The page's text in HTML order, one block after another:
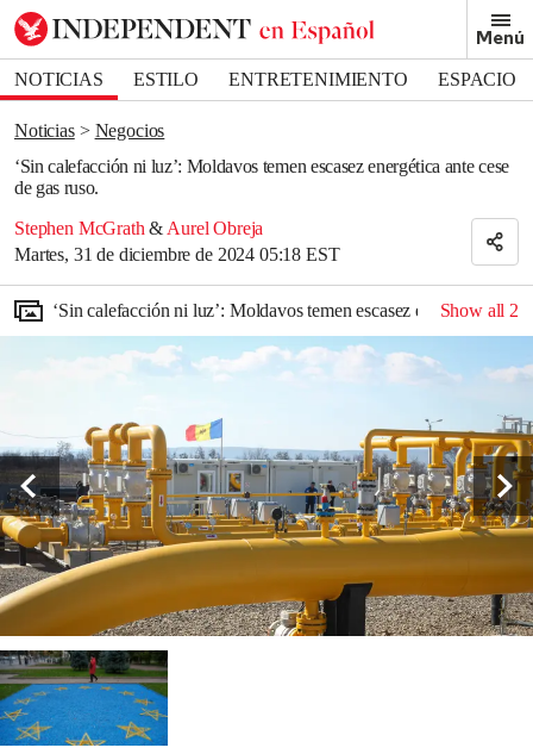
Menú
NOTICIAS ESTILO ENTRETENIMIENTO
ESPACIO
DEPORTES
Noticias
Negocios
‘Sin calefacción ni luz’: Moldavos temen escasez energética ante cese
de gas ruso.
Stephen McGrath & Aurel Obreja
Martes, 31 de diciembre de 2024 05:18 EST
Bookmark popover
Removed from bookmarks
Close popover
‘Sin calefacción ni luz’: Moldavos temen escasez energética ante
Show all 2